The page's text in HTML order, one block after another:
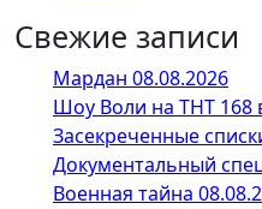
Свежие записи
Мардан 08.08.2026
Шоу Воли на ТНТ 168
Засекреченные
Документальный
Военная тайна